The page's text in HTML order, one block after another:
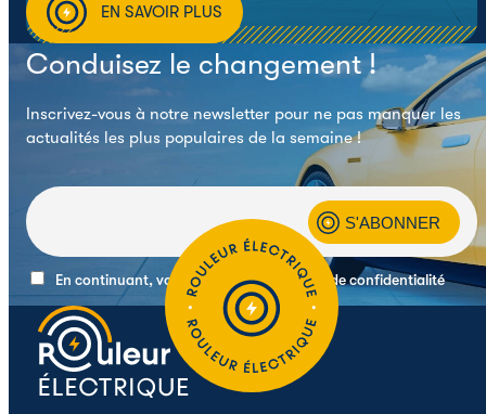
EN SAVOIR PLUS
Conduisez le changement !
Inscrivez-vous à notre newsletter pour ne pas manquer les
actualités les plus populaires de la semaine !
En continuant, vous acceptez la politique de confidentialité